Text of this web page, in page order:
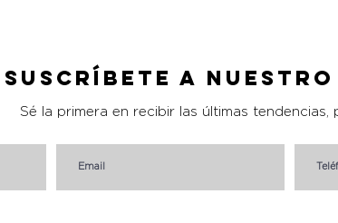
Suscríbete a
Sé la primera en recibir las últimas tendencias,